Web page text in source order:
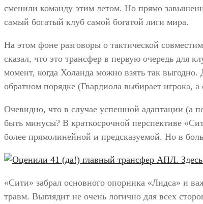
сменили команду этим летом. Но прямо
самый богатый клуб самой богатой лиги мира.
На этом фоне разговоры о тактической
сказал, что это трансфер в первую очередь для
момент, когда Холанда можно взять так
обратном порядке (Гвардиола выбирает игрока,
Очевидно, что в случае успешной адаптации (а
быть минусы? В краткосрочной перспективе
более прямолинейной и предсказуемой. Но в
«Сити» забрал основного опорника «Лидса» и
травм. Выглядит не очень логично для всех